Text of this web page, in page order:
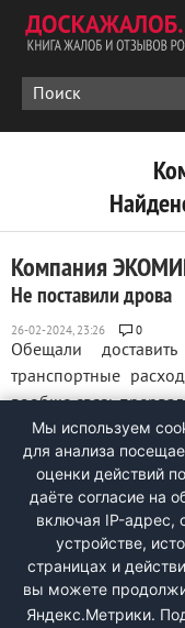
Компания
Не поставили дрова
0
Обещали
транспортные
вообще связь
Компания
Мошенники
0
Мошенники берут
Мы используем
для анализа
оценки действий
даёте согласие на
включая IP-адрес,
устройстве,
страницах и
вы можете
Яндекс.Метрики.